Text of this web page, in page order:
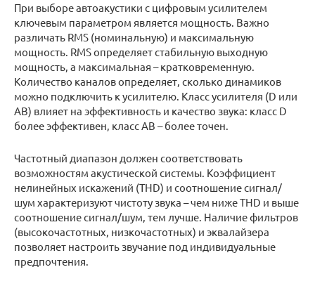
При выборе автоакустики с цифровым усилителем
ключевым параметром является мощность. Важно
различать RMS (номинальную) и максимальную
мощность. RMS определяет стабильную выходную
мощность, а максимальная – кратковременную.
Количество каналов определяет, сколько динамиков
можно подключить к усилителю. Класс усилителя (D или
AB) влияет на эффективность и качество звука: класс D
более эффективен, класс AB – более точен.
Частотный диапазон должен соответствовать
возможностям акустической системы. Коэффициент
нелинейных искажений (THD) и соотношение сигнал/
шум характеризуют чистоту звука – чем ниже THD и выше
соотношение сигнал/шум, тем лучше. Наличие фильтров
(высокочастотных, низкочастотных) и эквалайзера
позволяет настроить звучание под индивидуальные
предпочтения.